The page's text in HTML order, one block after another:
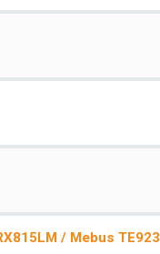
/ Mebus TE923